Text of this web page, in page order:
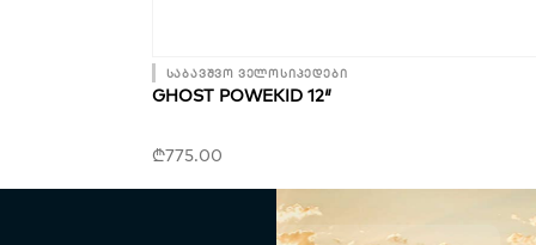
საბავშვო ველოსიპედები
GHOST POWEKID 12″
₾775.00